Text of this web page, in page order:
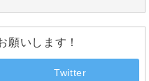
願いします！
Twitter